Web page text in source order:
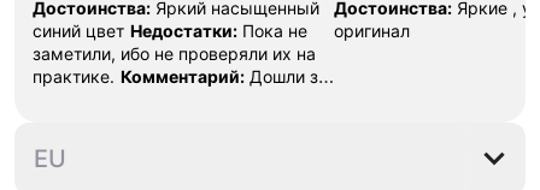
Blue
Достоинства: Яркий насыщенный
синий цвет Недостатки: Пока не
заметили, ибо не проверяли их на
практике. Комментарий: Дошли за
Достоинства: Яркие ,
оригинал
EU